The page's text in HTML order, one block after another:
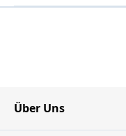
Über Uns